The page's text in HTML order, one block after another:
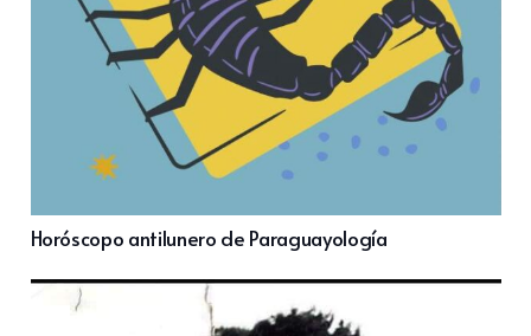
Horóscopo antilunero de Paraguayología